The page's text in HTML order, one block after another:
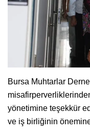
Bursa Muhtarlar
yönetimine teşekkür
ve iş birliğinin